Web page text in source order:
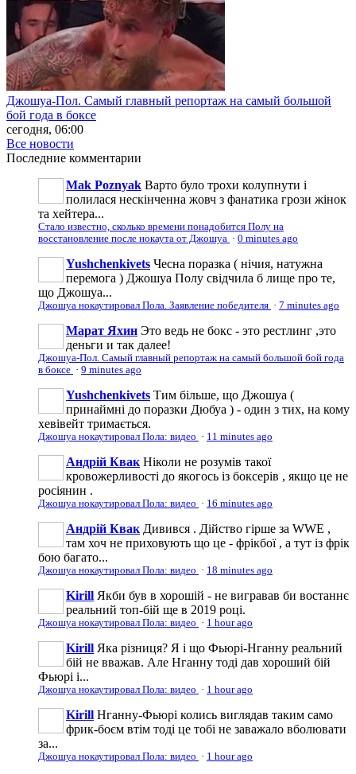
Джошуа-Пол. Самый главный репортаж на самый большой
бой года в боксе
сегодня, 06:00
Все новости
Последние комментарии
Mak Poznyak Варто було трохи колупнути і
полилася нескінченна жовч з фанатика грози жінок
та хейтера...
Стало известно, сколько времени понадобится Полу на
восстановление после нокаута от Джошуа · 0 minutes ago
Yushchenkivets Чесна поразка ( нічия, натужна
перемога ) Джошуа Полу свідчила б лище про те,
що Джошуа...
Джошуа нокаутировал Пола. Заявление победителя · 7 minutes ago
Марат Яхин Это ведь не бокс - это рестлинг ,это
деньги и так далее!
Джошуа-Пол. Самый главный репортаж на самый большой бой года
в боксе · 9 minutes ago
Yushchenkivets Тим більше, що Джошуа (
принаймні до поразки Дюбуа ) - один з тих, на кому
хевівейт тримається.
Джошуа нокаутировал Пола: видео · 11 minutes ago
Андрій Квак Ніколи не розумів такої
кровожерливості до якогось із боксерів , якщо це не
росіянин .
Джошуа нокаутировал Пола: видео · 16 minutes ago
Андрій Квак Дивився . Дійство гірше за WWE ,
там хоч не приховують що це - фрікбої , а тут із фрік
бою багато...
Джошуа нокаутировал Пола: видео · 18 minutes ago
Kirill Якби був в хорошій - не вигравав би востаннє
реальний топ-бій ще в 2019 році.
Джошуа нокаутировал Пола: видео · 1 hour ago
Kirill Яка різниця? Я і що Фьюрі-Нганну реальний
бій не вважав. Але Нганну тоді дав хороший бій
Фьюрі і...
Джошуа нокаутировал Пола: видео · 1 hour ago
Kirill Нганну-Фьюрі колись виглядав таким само
фрик-боєм втім тоді це тобі не заважало вболювати
за...
Джошуа нокаутировал Пола: видео · 1 hour ago